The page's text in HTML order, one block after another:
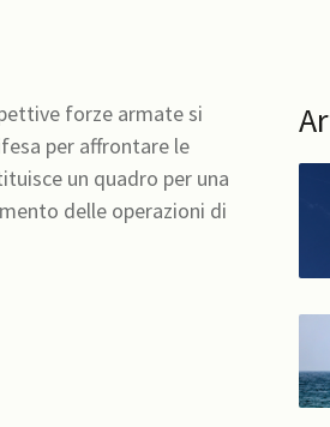
forze armate si
per affrontare le
delle operazioni di